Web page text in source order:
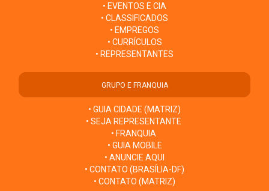
• EVENTOS E CIA
• CLASSIFICADOS
• EMPREGOS
• CURRÍCULOS
• REPRESENTANTES
GRUPO E FRANQUIA
• GUIA CIDADE (MATRIZ)
• SEJA REPRESENTANTE
• FRANQUIA
• GUIA MOBILE
• ANUNCIE AQUI
• CONTATO (BRASÍLIA-DF)
• CONTATO (MATRIZ)